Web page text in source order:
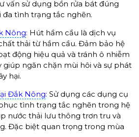
vấn sử dụng bồn rửa bát đúng
đa tình trạng tắc nghẽn.
Nông: Hút hầm cầu là dịch vụ
thải từ hầm cầu. Đảm bảo hệ
động hiệu quả và tránh ô nhiễm
giúp ngăn chặn mùi hôi và sự phát
hại.
Đắk Nông: Sử dụng các dụng cụ
tình trạng tắc nghẽn trong hệ
nước thải lưu thông trơn tru và
Đặc biệt quan trọng trong mùa